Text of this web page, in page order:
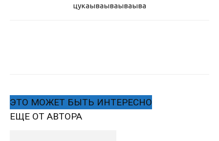
цукаываываываыва
ЭТО МОЖЕТ БЫТЬ ИНТЕРЕСНО
ЕЩЕ ОТ АВТОРА